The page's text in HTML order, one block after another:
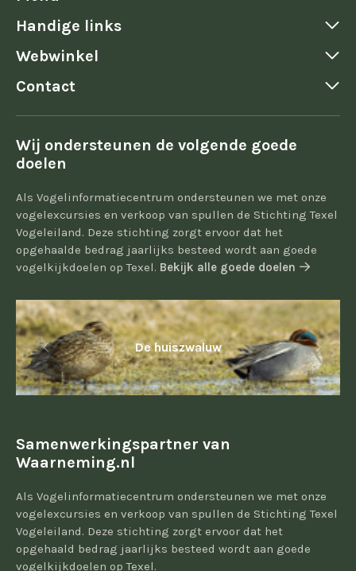
Handige links
Webwinkel
Contact
Wij ondersteunen de volgende goede
doelen
Als Vogelinformatiecentrum ondersteunen we met onze
vogelexcursies en verkoop van spullen de Stichting Texel
Vogeleiland. Deze stichting zorgt ervoor dat het
opgehaalde bedrag jaarlijks besteed wordt aan goede
vogelkijkdoelen op Texel. Bekijk alle goede doelen
De huiszwaluw
Samenwerkingspartner van
Waarneming.nl
Als Vogelinformatiecentrum ondersteunen we met onze
vogelexcursies en verkoop van spullen de Stichting Texel
Vogeleiland. Deze stichting zorgt ervoor dat het
opgehaald bedrag jaarlijks besteed wordt aan goede
vogelkijkdoelen op Texel.